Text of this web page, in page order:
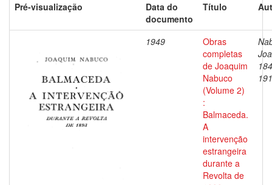
Pré-visualização
Data do
documento
Título
1949
Obras
completas
de Joaquim
Nabuco
(Volume 2)
:
Balmaceda.
A
intervenção
estrangeira
durante a
Revolta de